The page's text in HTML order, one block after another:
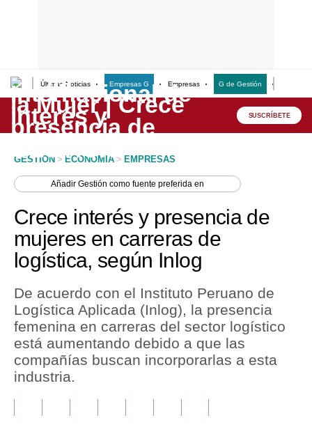
Últimas Noticias Empresas G Empresas G de Gestión
Lo último
Peru Quiosco
Economía
Mercados
Política
Tu Dinero
Finanzas Personales
SUSCRÍBETE
GESTION > ECONOMIA > EMPRESAS
AñadirGestión como fuente preferida en
Crece interés y presencia de
mujeres en carreras de
logística, según Inlog
De acuerdo con el Instituto Peruano de
Logística Aplicada (Inlog), la presencia
femenina en carreras del sector logístico
está aumentando debido a que las
compañías buscan incorporarlas a esta
industria.